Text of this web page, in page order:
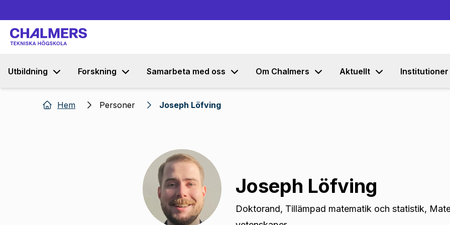
Utbildning Forskning Samarbeta med oss Om Chalmers Aktuellt Institutioner
Hem Personer Joseph Löfving
Joseph Löfving
Doktorand, Tillämpad matematik och statistik,